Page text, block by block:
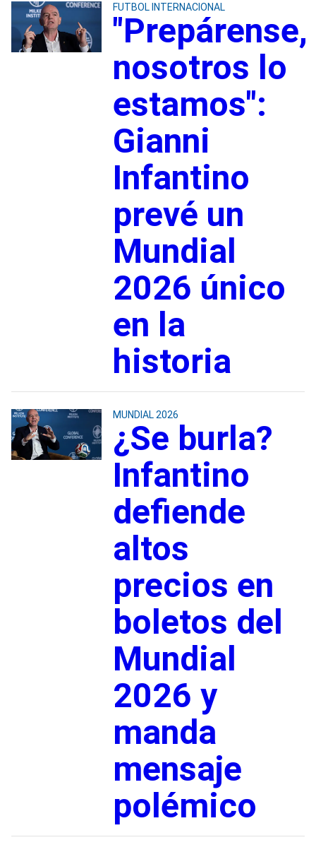
FUTBOL INTERNACIONAL
"Prepárense,
nosotros lo
estamos":
Gianni
Infantino
prevé un
Mundial
2026 único
en la
historia
MUNDIAL 2026
¿Se burla?
Infantino
defiende
altos
precios en
boletos del
Mundial
2026 y
manda
mensaje
polémico